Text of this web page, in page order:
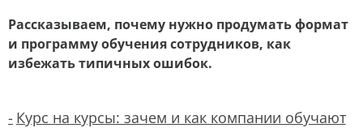
Рассказываем, почему нужно продумать формат
и программу обучения сотрудников, как
избежать типичных ошибок.
Курс на курсы: зачем и как компании обучают